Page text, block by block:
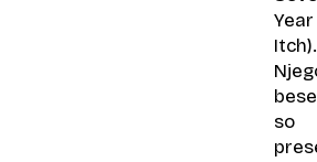
Year
Itch).
so